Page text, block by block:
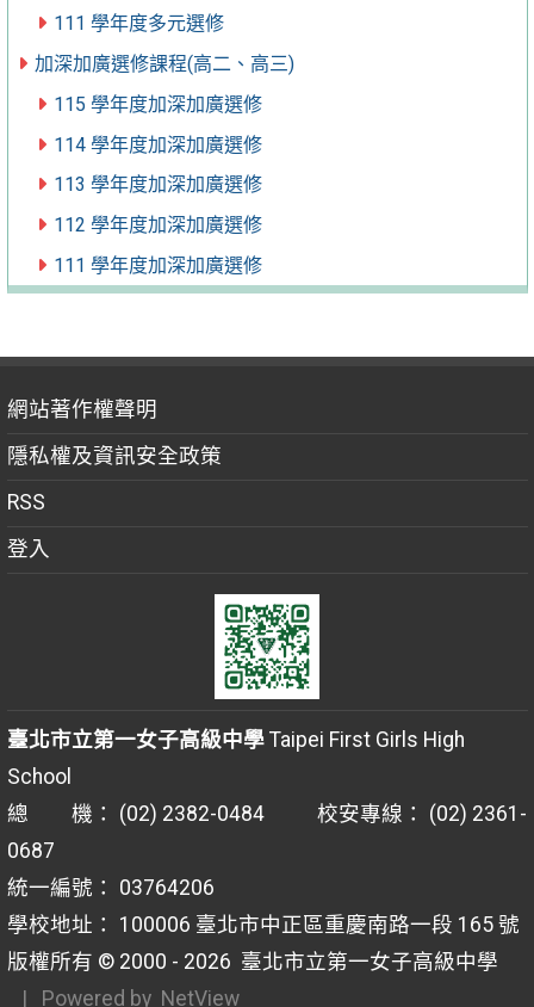
111 學年度多元選修
加深加廣選修課程(高二、高三)
115 學年度加深加廣選修
114 學年度加深加廣選修
113 學年度加深加廣選修
112 學年度加深加廣選修
111 學年度加深加廣選修
網站著作權聲明
隱私權及資訊安全政策
RSS
登入
臺北市立第一女子高級中學Taipei First Girls High
School
總 機： (02) 2382-0484 校安專線： (02) 2361-
0687
統一編號： 03764206
學校地址： 100006 臺北市中正區重慶南路一段 165 號
版權所有 © 2000 - 2026 臺北市立第一女子高級中學
| Powered by NetView